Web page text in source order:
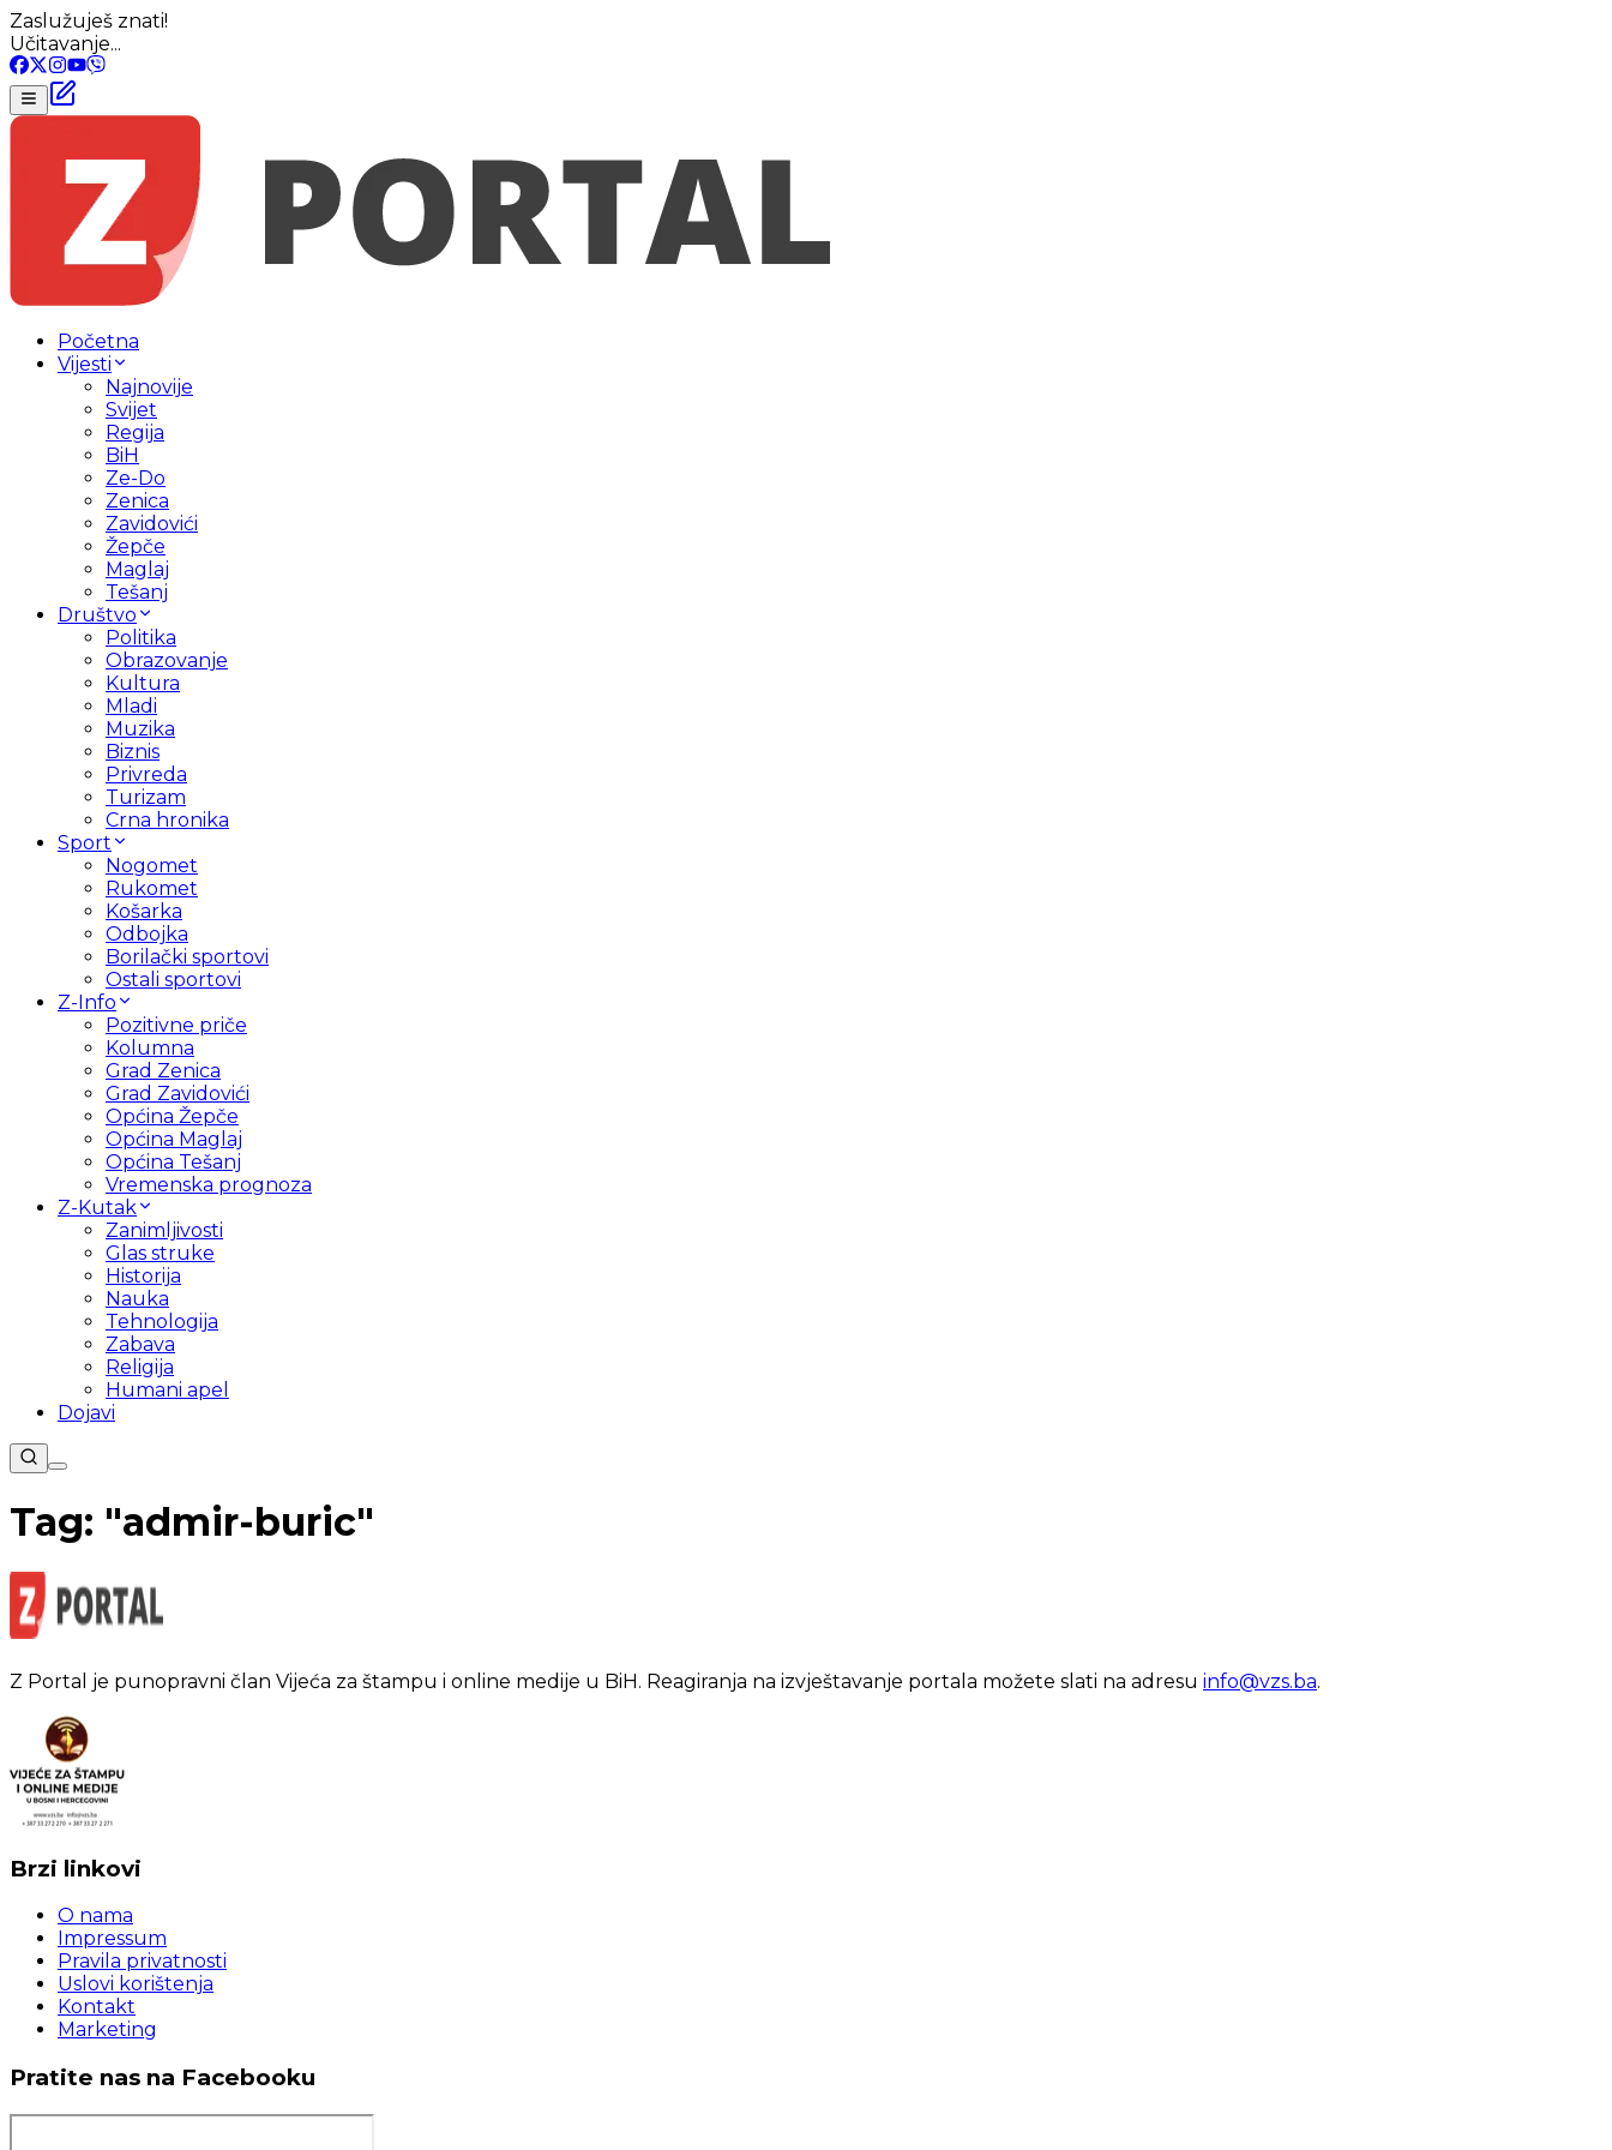
Zaslužuješ znati!
Učitavanje...
Početna
Vijesti
Najnovije
Svijet
Regija
BiH
Ze-Do
Zenica
Zavidovići
Žepče
Maglaj
Tešanj
Društvo
Politika
Obrazovanje
Kultura
Mladi
Muzika
Biznis
Privreda
Turizam
Crna hronika
Sport
Nogomet
Rukomet
Košarka
Odbojka
Borilački sportovi
Ostali sportovi
Z-Info
Pozitivne priče
Kolumna
Grad Zenica
Grad Zavidovići
Općina Žepče
Općina Maglaj
Općina Tešanj
Vremenska prognoza
Z-Kutak
Zanimljivosti
Glas struke
Historija
Nauka
Tehnologija
Zabava
Religija
Humani apel
Dojavi
Tag: "admir-buric"
Z Portal je punopravni član Vijeća za štampu i online medije u BiH. Reagiranja na izvještavanje portala možete slati na adresu info@vzs.ba.
Brzi linkovi
O nama
Impressum
Pravila privatnosti
Uslovi korištenja
Kontakt
Marketing
Pratite nas na Facebooku